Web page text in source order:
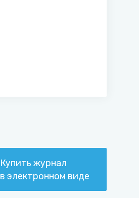
Купить журнал
в электронном виде